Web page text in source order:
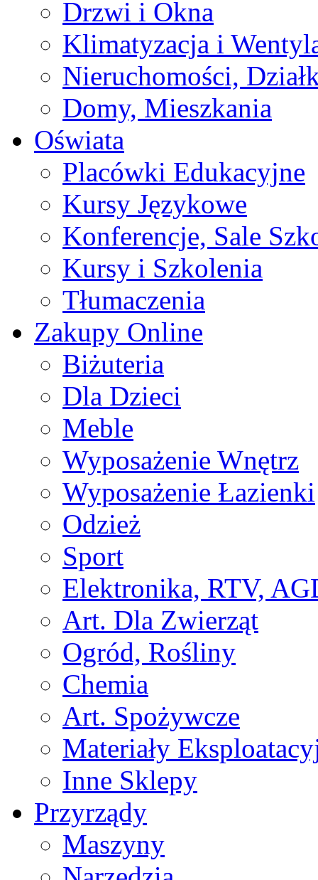
Drzwi i Okna
Klimatyzacja i
Nieruchomości,
Domy, Mieszkania
Oświata
Placówki Edukacyjne
Kursy Językowe
Konferencje, Sale
Kursy i Szkolenia
Tłumaczenia
Zakupy Online
Biżuteria
Dla Dzieci
Meble
Wyposażenie Wnętrz
Wyposażenie Łazienki
Odzież
Sport
Elektronika, RTV,
Art. Dla Zwierząt
Ogród, Rośliny
Chemia
Art. Spożywcze
Materiały
Inne Sklepy
Przyrządy
Maszyny